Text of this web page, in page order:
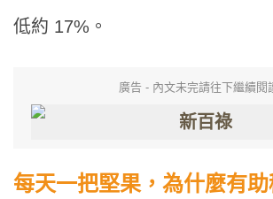
低約 17%。
廣告 - 內文未完請往下繼續閱
每天一把堅果，為什麼有助